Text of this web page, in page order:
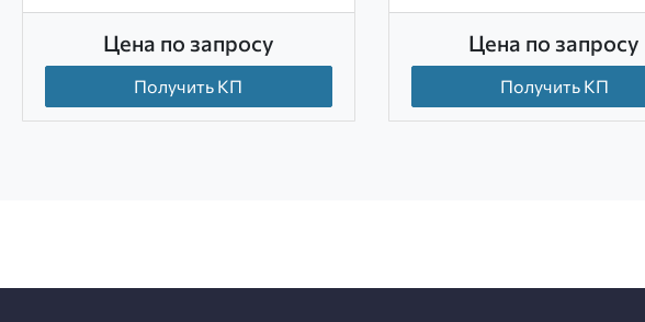
Цена по запросу
Получить КП
Цена по запросу
Получить КП